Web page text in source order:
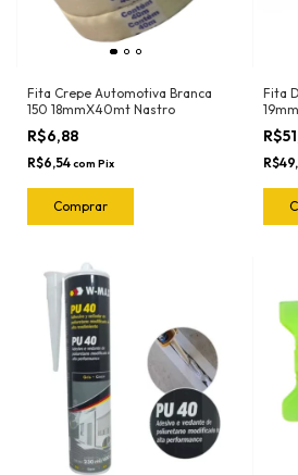
Fita Crepe Automotiva Branca
150 18mmX40mt Nastro
R$6,88
R$6,54com Pix
Fita